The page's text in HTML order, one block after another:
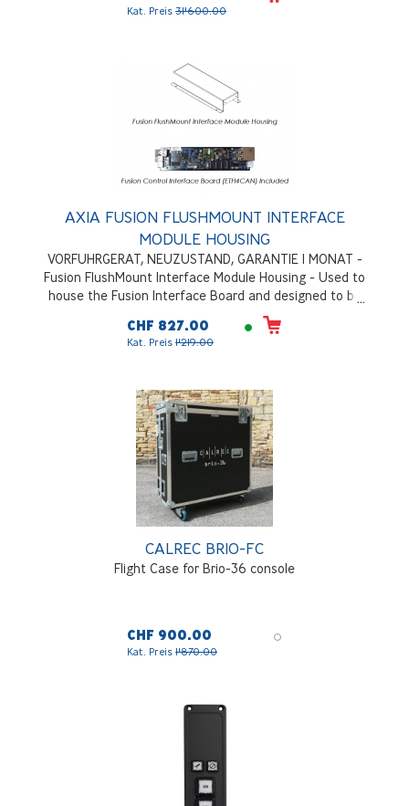
Schnittstellen (SDI, MADI, Dante, AES67 usw.), optionales
Kat. Preis 31'600.00
AXIA FUSION FLUSHMOUNT INTERFACE
MODULE HOUSING
VORFUHRGERAT, NEUZUSTAND, GARANTIE 1 MONAT -
Fusion FlushMount Interface Module Housing - Used to
house the Fusion Interface Board and designed to be
installed under the countertop - ETH4CAN board
included
CHF 827.00
Kat. Preis 1'219.00
CALREC BRIO-FC
Flight Case for Brio-36 console
CHF 900.00
Kat. Preis 1'870.00